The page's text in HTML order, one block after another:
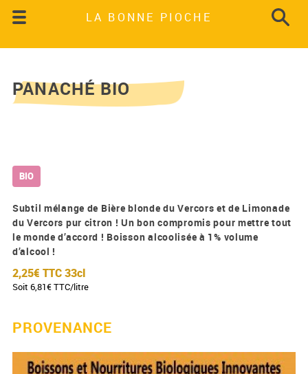
LA BONNE PIOCHE
PANACHÉ BIO
BIO
Subtil mélange de Bière blonde du Vercors et de Limonade
du Vercors pur citron ! Un bon compromis pour mettre tout
le monde d’accord ! Boisson alcoolisée à 1% volume
d’alcool !
2,25€ TTC33cl
Soit 6,81€ TTC/litre
PROVENANCE